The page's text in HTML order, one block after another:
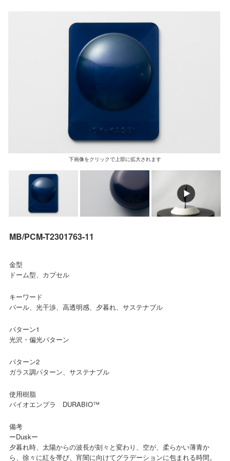
下画像をクリックで上部に拡大されます
MB/PCM-T2301763-11
金型
ドーム型、カプセル
キーワード
パール、光干渉、高透明感、夕暮れ、サステナブル
パターン1
光沢・偏光パターン
パターン2
ガラス調パターン、サステナブル
使用樹脂
バイオエンプラ DURABIO™
備考
ーDuskー
夕暮れ時、太陽からの波長が刻々と変わり、空が、柔らかい薄青か
ら、徐々に紅を帯び、宵闇に向けてグラデーションに包まれる時間。